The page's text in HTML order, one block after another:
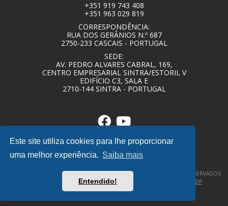
Este site utiliza cookies para lhe proporcionar
uma melhor experiência. Saiba mais
Entendido!
+351 919 743 408
+351 963 029 819
CORRESPONDÊNCIA:
RUA DOS GERÂNIOS N.º 687
2750-233 CASCAIS - PORTUGAL
SEDE:
AV. PEDRO ALVARES CABRAL, 169,
CENTRO EMPRESARIAL SINTRA/ESTORIL V
EDIFÍCIO C3, SALA E
2710-144 SINTRA - PORTUGAL
© COPYRIGHT 2020 – MG CLUBE DE PORTUGAL – TODOS OS DIREITOS RESERVADOS
POLÍTICA DE PRIVACIDADE / TERMOS E CONDIÇÕES DESIGNBY|DP